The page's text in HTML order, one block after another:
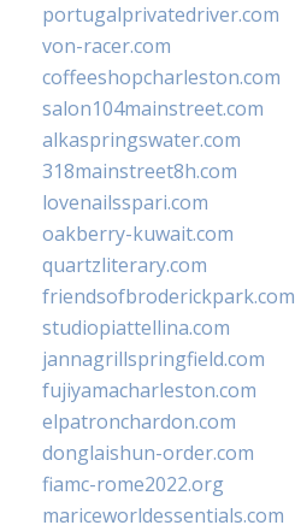
portugalprivatedriver.com
von-racer.com
coffeeshopcharleston.com
salon104mainstreet.com
alkaspringswater.com
318mainstreet8h.com
lovenailsspari.com
oakberry-kuwait.com
quartzliterary.com
friendsofbroderickpark.com
studiopiattellina.com
jannagrillspringfield.com
fujiyamacharleston.com
elpatronchardon.com
donglaishun-order.com
fiamc-rome2022.org
mariceworldessentials.com